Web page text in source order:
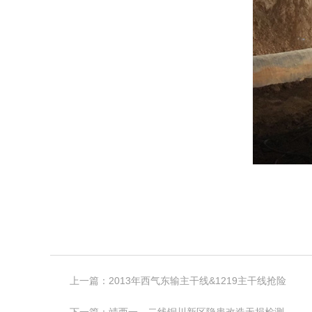
上一篇： 2013年西气东输主干线&1219主干线抢险